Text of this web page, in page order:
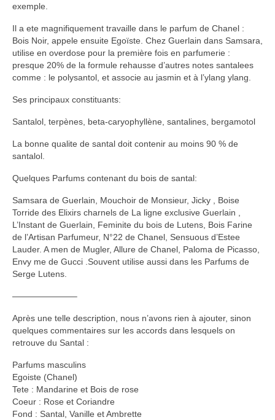
exemple.
Il a ete magnifiquement travaille dans le parfum de Chanel :
Bois Noir, appele ensuite Egoïste. Chez Guerlain dans Samsara,
utilise en overdose pour la première fois en parfumerie :
presque 20% de la formule rehausse d’autres notes santalees
comme : le polysantol, et associe au jasmin et à l’ylang ylang.
Ses principaux constituants:
Santalol, terpènes, beta-caryophyllène, santalines, bergamotol
La bonne qualite de santal doit contenir au moins 90 % de
santalol.
Quelques Parfums contenant du bois de santal:
Samsara de Guerlain, Mouchoir de Monsieur, Jicky , Boise
Torride des Elixirs charnels de La ligne exclusive Guerlain ,
L’Instant de Guerlain, Feminite du bois de Lutens, Bois Farine
de l’Artisan Parfumeur, N°22 de Chanel, Sensuous d’Estee
Lauder. A men de Mugler, Allure de Chanel, Paloma de Picasso,
Envy me de Gucci .Souvent utilise aussi dans les Parfums de
Serge Lutens.
———————–
Après une telle description, nous n’avons rien à ajouter, sinon
quelques commentaires sur les accords dans lesquels on
retrouve du Santal :
Parfums masculins
Egoiste (Chanel)
Tete : Mandarine et Bois de rose
Coeur : Rose et Coriandre
Fond : Santal, Vanille et Ambrette